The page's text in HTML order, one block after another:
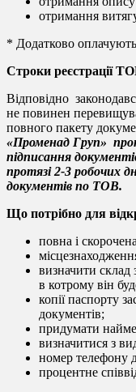
отримання
* Додатково
Строки реєстрації
Відповідно
не повинен
повного пакету
«Променад Груп»
підписання
протязі 2-3 робочих
документів по ТОВ.
Що потрібно для
повна і
визначити склад
в котрому він
копії паспорту
документів;
придумати
визначитися з
номер телефону
процентне